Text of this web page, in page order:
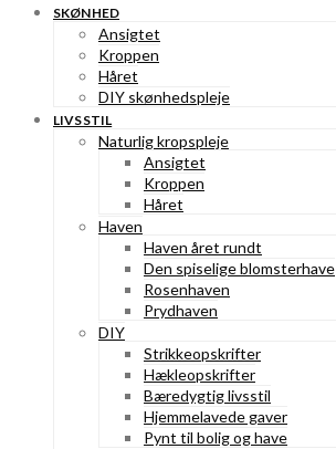
SKØNHED
Ansigtet
Kroppen
Håret
DIY skønhedspleje
LIVSSTIL
Naturlig kropspleje
Ansigtet
Kroppen
Håret
Haven
Haven året rundt
Den spiselige blomsterhave
Rosenhaven
Prydhaven
DIY
Strikkeopskrifter
Hækleopskrifter
Bæredygtig livsstil
Hjemmelavede gaver
Pynt til bolig og have